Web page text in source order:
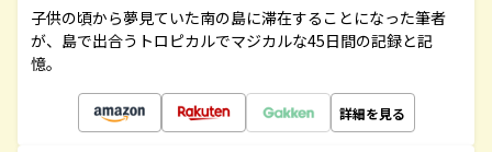
子供の頃から夢見ていた南の島に滞在することになった筆者
が、島で出合うトロピカルでマジカルな45日間の記録と記
憶。
詳細を見る